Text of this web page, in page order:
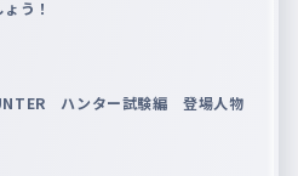
う！
ハンター試験編 登場人物